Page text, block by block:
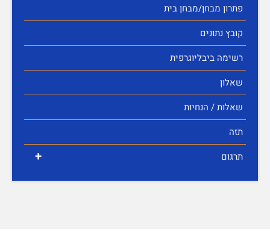
פתרון מבחן/מבחן בית
קובץ נתונים
רשימה ביבליוגרפית
שאלון
שאלות / הנחיות
תזה
+ תרגום